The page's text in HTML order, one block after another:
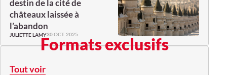
destin de la cité de
châteaux laissée à
l’abandon
JULIETTE LAMY30 OCT. 2025
Formats exclusifs
Tout voir